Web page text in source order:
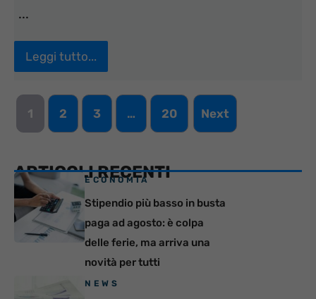
...
Leggi tutto...
1 2 3 … 20 Next
ARTICOLI RECENTI
ECONOMIA
Stipendio più basso in busta
paga ad agosto: è colpa
delle ferie, ma arriva una
novità per tutti
NEWS